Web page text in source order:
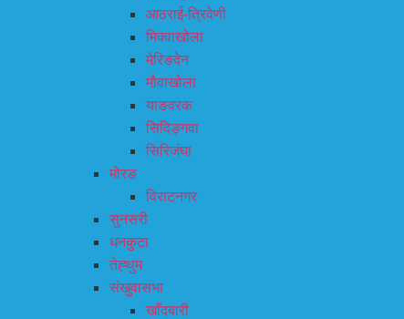
आठराई-त्रिवेणी
मिक्वाखोला
मेरिङदेन
मौवाखोला
याङवरक
सिदिङ्गवा
सिरिजंघा
मोरङ
विराटनगर
सुनसरी
धनकुटा
तेह्थुम
संखुवासभा
खाँदबारी